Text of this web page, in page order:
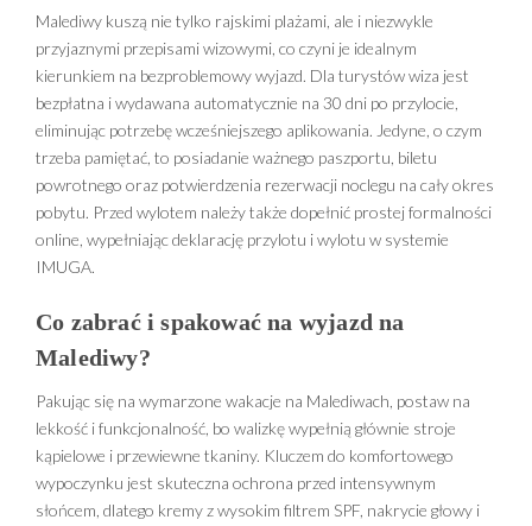
Malediwy kuszą nie tylko rajskimi plażami, ale i niezwykle
przyjaznymi przepisami wizowymi, co czyni je idealnym
kierunkiem na bezproblemowy wyjazd. Dla turystów wiza jest
bezpłatna i wydawana automatycznie na 30 dni po przylocie,
eliminując potrzebę wcześniejszego aplikowania. Jedyne, o czym
trzeba pamiętać, to posiadanie ważnego paszportu, biletu
powrotnego oraz potwierdzenia rezerwacji noclegu na cały okres
pobytu. Przed wylotem należy także dopełnić prostej formalności
online, wypełniając deklarację przylotu i wylotu w systemie
IMUGA.
Co zabrać i spakować na wyjazd na
Malediwy?
Pakując się na wymarzone wakacje na Malediwach, postaw na
lekkość i funkcjonalność, bo walizkę wypełnią głównie stroje
kąpielowe i przewiewne tkaniny. Kluczem do komfortowego
wypoczynku jest skuteczna ochrona przed intensywnym
słońcem, dlatego kremy z wysokim filtrem SPF, nakrycie głowy i